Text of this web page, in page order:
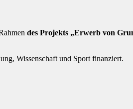
des Projekts „Erwerb von
Wissenschaft und Sport finanziert.